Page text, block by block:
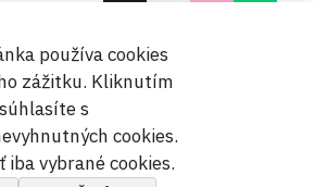
2026 Megamix s.r.o.
používa cookies
zážitku. Kliknutím
s
cookies.
vybrané cookies.